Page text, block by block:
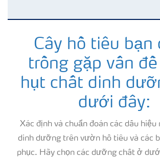
Giải pháp cây trồng
Lựa chọn phân bón
Sử dụng và an toàn về phân bón
Cây hồ tiêu bạn
trồng gặp vấn
hụt chất dinh
dưới đây:
Xác định và chuẩn đoán các dấu hiệu
dinh dưỡng trên vườn hồ tiêu và các
phục. Hãy chọn các dưỡng chất ở